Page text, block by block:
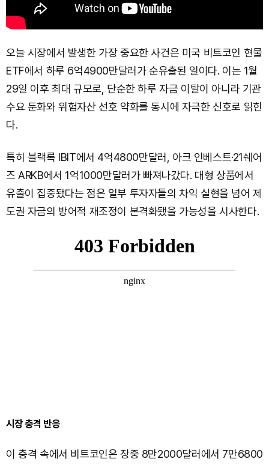
오늘 시장에서 발생한 가장 중요한 사건은 미국 비트코인 현물
ETF에서 하루 6억4900만달러가 순유출된 일이다. 이는 1월
29일 이후 최대 규모로, 단순한 하루 자금 이탈이 아니라 기관
수요 둔화와 위험자산 선호 약화를 동시에 자극한 신호로 읽힌
다.
특히 블랙록 IBIT에서 4억4800만달러, 아크 인베스트·21쉐어
즈 ARKB에서 1억1000만달러가 빠져나갔다. 대형 상품에서
유출이 집중됐다는 점은 일부 투자자들의 차익 실현을 넘어 제
도권 자금의 방어적 재조정이 본격화됐을 가능성을 시사한다.
시장 충격 반응
이 충격 속에서 비트코인은 장중 8만2000달러에서 7만6800